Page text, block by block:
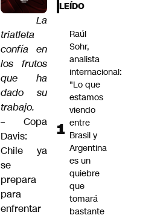
La
triatleta
confía en
los frutos
que ha
dado su
trabajo.
– Copa
Davis:
Chile ya
se
prepara
para
enfrentar
LEÍDO
Raúl
Sohr,
analista
internacional:
"Lo que
estamos
viendo
entre
Brasil y
Argentina
es un
quiebre
que
tomará
bastante